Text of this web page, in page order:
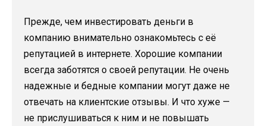
Прежде, чем инвестировать деньги в
компанию внимательно ознакомьтесь с её
репутацией в интернете. Хорошие компании
всегда заботятся о своей репутации. Не очень
надежные и бедные компании могут даже не
отвечать на клиентские отзывы. И что хуже —
не прислушиваться к ним и не повышать